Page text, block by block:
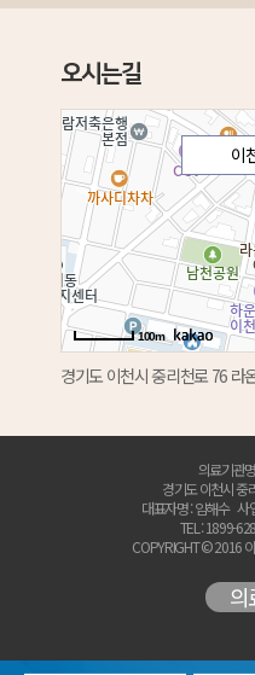
오시는길
이
100m
경기도 이천시 중리천로 76 라
의료기관
경기도 이천시 중
대표자명 : 임해수 사
TEL : 1899-
COPYRIGHT © 2016
의